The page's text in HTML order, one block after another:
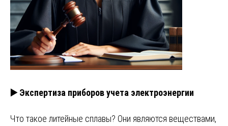
▶️ Экспертиза приборов учета электроэнергии
Что такое литейные сплавы? Они являются веществами,